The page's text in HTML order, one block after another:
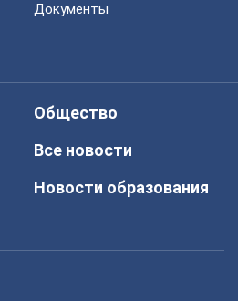
Документы
Общество
Все новости
Новости образования